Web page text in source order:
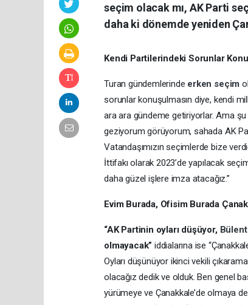
seçim olacak mı, AK Parti
daha ki dönemde yeniden
Kendi Partilerindeki Sorunlar
Turan gündemlerinde erken seçim
sorunlar konuşulmasın diye, kendi
ara ara gündeme getiriyorlar. Ama
geziyorum görüyorum, sahada AK
Vatandaşımızın seçimlerde bize
İttifakı olarak 2023’de yapılacak
daha güzel işlere imza atacağız.”
Evim Burada, Ofisim Burada
“AK Partinin oyları düşüyor,
olmayacak” iddialarına ise
Oyları düşünüyor ikinci vekili
olacağız dedik ve olduk. Ben genel
yürümeye ve Çanakkale’de olmaya